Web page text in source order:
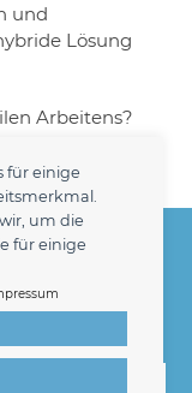
für einige
um die
für einige
und
Lösung
Arbeitens?
Mischung aus
-
für die
und
Markt.